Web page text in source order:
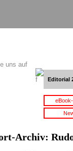
uns auf
Editorial
Archiv: